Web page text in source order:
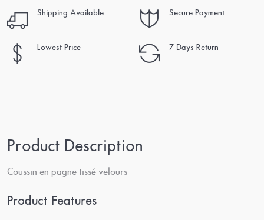
Shipping Available Secure Payment
Lowest Price 7 Days Return
Product Description
Coussin en pagne tissé velours
Product Features